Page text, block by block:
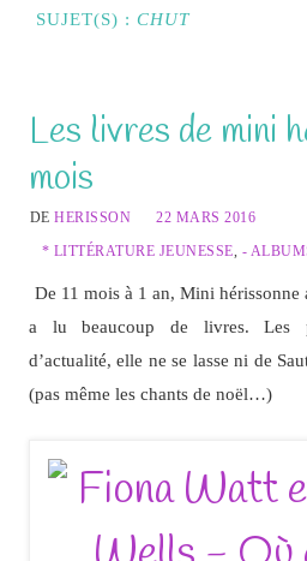
SUJET(S) : CHUT
Les livres de mini
mois
DEHERISSON
22 MARS 2016
* LITTÉRATURE JEUNESSE, -
De 11 mois à 1 an, Mini
a lu beaucoup de livres. Les
d’actualité, elle ne se lasse ni de
(pas même les chants de noël…)